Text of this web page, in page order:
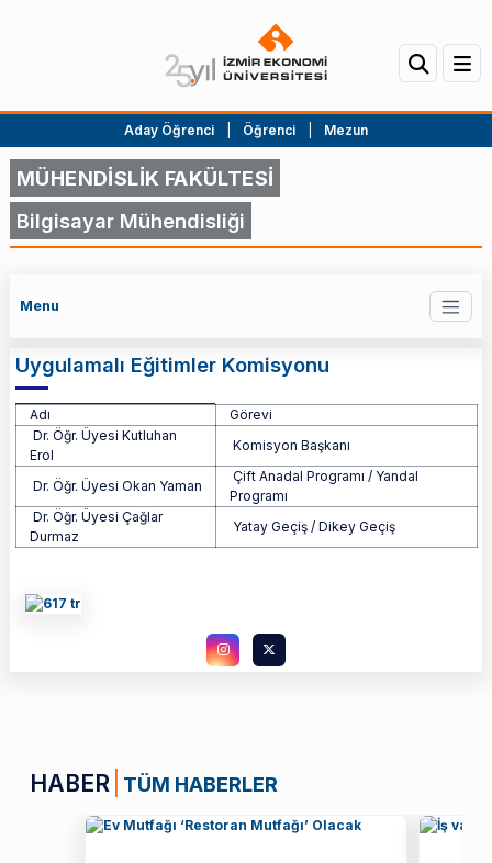
Aday Öğrenci Öğrenci Mezun
MÜHENDİSLİK FAKÜLTESİ
Bilgisayar Mühendisliği
Menu
Uygulamalı Eğitimler Komisyonu
Uygulamalı Eğitimler Komisyonu
Adı
Görevi
Dr. Öğr. Üyesi Kutluhan
Erol
Komisyon Başkanı
Dr. Öğr. Üyesi Okan Yaman
Çift Anadal Programı / Yandal
Programı
Dr. Öğr. Üyesi Çağlar
Durmaz
Yatay Geçiş / Dikey Geçiş
HABER TÜM HABERLER